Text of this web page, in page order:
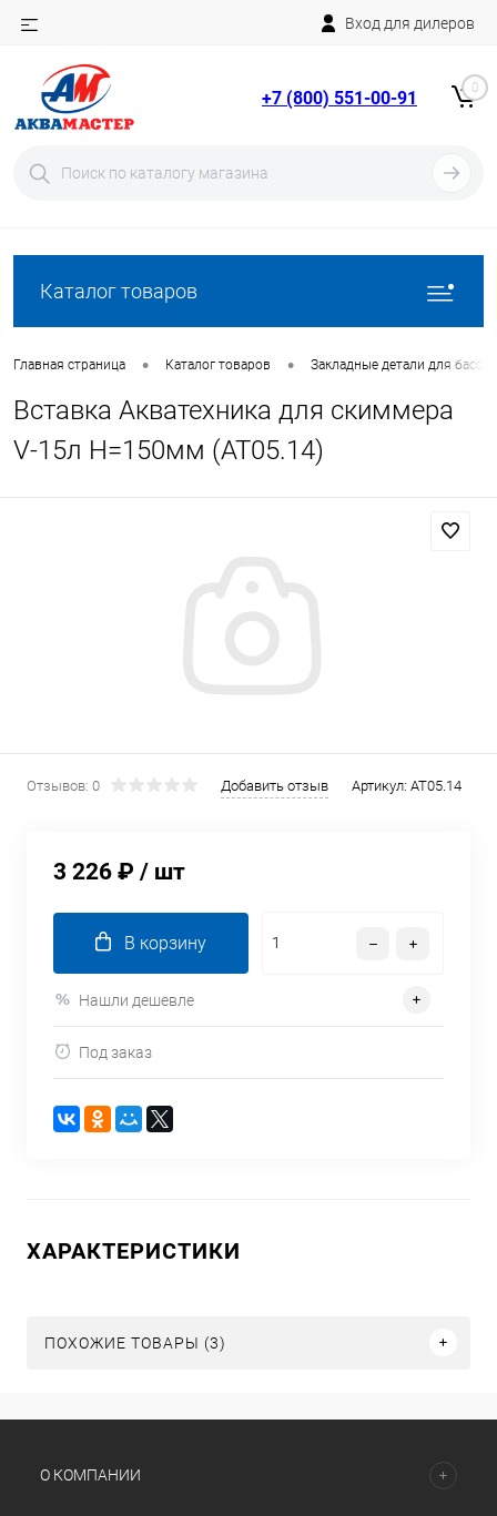
Вход для дилеров
+7 (800) 551-00-91 0
Каталог товаров
Главная страница • Каталог товаров • Закладные детали для
Вставка Акватехника для скиммера
V-15л H=150мм (AT05.14)
Отзывов: 0 Добавить отзыв Артикул: AT05.14
3 226 ₽ / шт
В корзину
Нашли дешевле
Под заказ
ХАРАКТЕРИСТИКИ
ПОХОЖИЕ ТОВАРЫ (3)
О КОМПАНИИ